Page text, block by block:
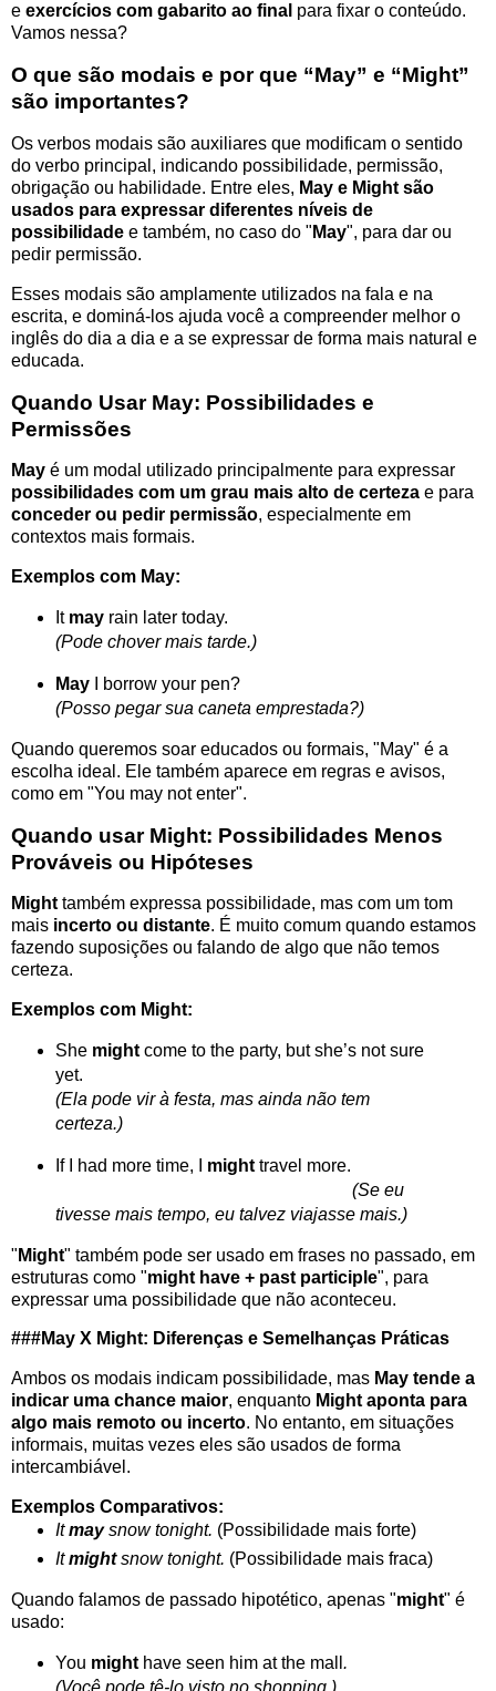
e exercícios com gabarito ao final para fixar o conteúdo.
Vamos nessa?
O que são modais e por que “May” e “Might”
são importantes?
Os verbos modais são auxiliares que modificam o sentido
do verbo principal, indicando possibilidade, permissão,
obrigação ou habilidade. Entre eles, May e Might são
usados para expressar diferentes níveis de
possibilidade e também, no caso do " May", para dar ou
pedir permissão.
Esses modais são amplamente utilizados na fala e na
escrita, e dominá-los ajuda você a compreender melhor o
inglês do dia a dia e a se expressar de forma mais natural e
educada.
Quando Usar May: Possibilidades e
Permissões
May é um modal utilizado principalmente para expressar
possibilidades com um grau mais alto de certeza e para
conceder ou pedir permissão, especialmente em
contextos mais formais.
Exemplos com May:
It may rain later today.
(Pode chover mais tarde.)
May
I borrow your pen?
(Posso pegar sua caneta emprestada?)
Quando queremos soar educados ou formais, "May" é a
escolha ideal. Ele também aparece em regras e avisos,
como em "You may not enter".
Quando usar Might: Possibilidades Menos
Prováveis ou Hipóteses
Might também expressa possibilidade, mas com um tom
mais incerto ou distante. É muito comum quando estamos
fazendo suposições ou falando de algo que não temos
certeza.
Exemplos com Might:
She might come to the party, but she’s not sure
yet.
(Ela pode vir à festa, mas ainda não tem
certeza.)
If I had more time, I mighttravel more.
(Se eu
tivesse mais tempo, eu talvez viajasse mais.)
" Might" também pode ser usado em frases no passado, em
estruturas como "might have + past participle", para
expressar uma possibilidade que não aconteceu.
###May X Might: Diferenças e Semelhanças Práticas
Ambos os modais indicam possibilidade, mas May tende a
indicar uma chance maior, enquanto Might aponta para
algo mais remoto ou incerto. No entanto, em situações
informais, muitas vezes eles são usados de forma
intercambiável.
Exemplos Comparativos:
Itmaysnow tonight. (Possibilidade mais forte)
Itmightsnow tonight. (Possibilidade mais fraca)
Quando falamos de passado hipotético, apenas "might" é
usado:
You mighthave seen him at the mall .
(Você pode tê-lo visto no shopping.)